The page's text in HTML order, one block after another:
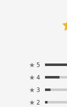
★ 5
★ 4
★ 3
★ 2